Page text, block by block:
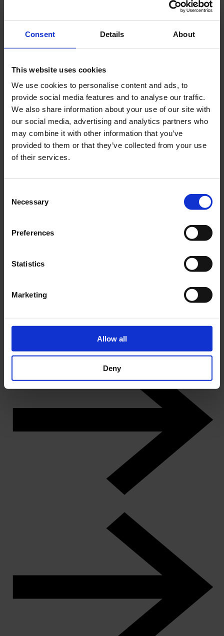
Consent Details About
This website uses cookies
We use cookies to personalise content and ads, to
provide social media features and to analyse our traffic.
We also share information about your use of our site with
our social media, advertising and analytics partners who
may combine it with other information that you’ve
provided to them or that they’ve collected from your use
of their services.
Selection
Necessary
Preferences
Statistics
Marketing
Allow all
Deny
DK